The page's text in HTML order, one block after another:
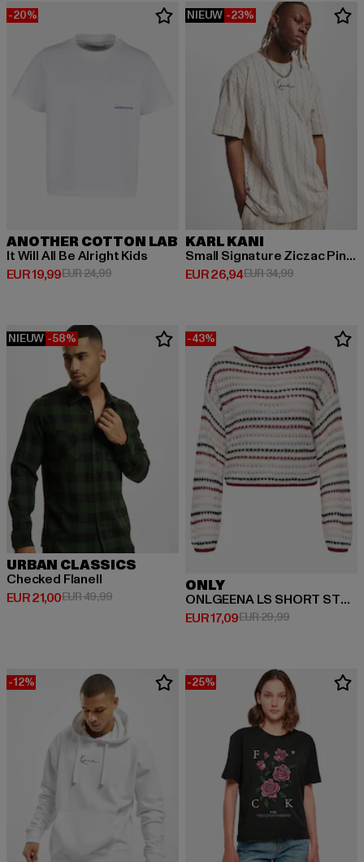
-20%
ANOTHER COTTON LAB
It Will All Be Alright Kids
EUR 19,99
Huidige prijs: EUR 19,99
EUR 24,99Actieprijs: EUR 24,99
NIEUW -23%
KARL KANI
Small Signature Ziczac Pinstripe
EUR 26,94
Huidige prijs: EUR 26,94
EUR 34,99Actieprijs:
NIEUW -58%
URBAN CLASSICS
Checked Flanell
EUR 21,00
Huidige prijs: EUR 21,00
EUR 49,99Actieprijs: EUR 49,99
-43%
ONLY
ONLGEENA LS SHORT STRIPE
EUR 17,09
Huidige prijs: EUR 17,09
EUR 29,99Actieprijs:
-12% -25%